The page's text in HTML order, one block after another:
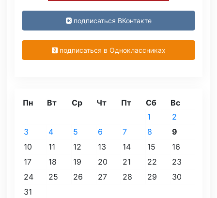
подписаться ВКонтакте
подписаться в Одноклассниках
Пн Вт Ср Чт Пт Сб Вс
1
2
3
4 5 6 7 8
9
10
11 12 13 14 15
16
17
18 19 20 21 22
23
24
25 26 27 28 29
30
31